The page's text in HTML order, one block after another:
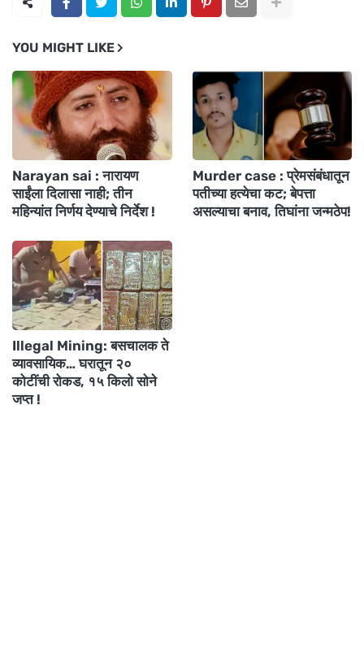
YOU MIGHT LIKE
Narayan sai : नारायण
साईंला दिलासा नाही; तीन
महिन्यांत निर्णय देण्याचे निर्देश !
Murder case : प्रेमसंबंधातून
पतीच्या हत्येचा कट; बेपत्ता
असल्याचा बनाव, तिघांना जन्मठेप!
Illegal Mining: बसचालक ते
व्यावसायिक… घरातून २०
कोटींची रोकड, १५ किलो सोने
जप्त !